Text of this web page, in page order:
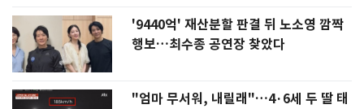
'9440억' 재산분할 판결 뒤 노소영 깜짝
행보…최수종 공연장 찾았다
"엄마 무서워, 내릴래"…4·6세 두 딸 태